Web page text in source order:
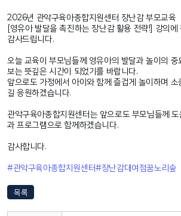
2026년 관악구육아종합지원센터 장난감 부모교육
[영유아 발달을 촉진하는 장난감 활용 전략!] 강의
감사드립니다.
오늘 교육이 부모님들께 영유아의 발달과 놀이의
보는 뜻깊은 시간이 되었기를 바랍니다.
앞으로도 가정에서 아이와 함께 즐겁게 놀이하며
길 응원하겠습니다.
관악구육아종합지원센터는 앞으로도 부모님들께
과 프로그램으로 함께하겠습니다.
감사합니다.
#관악구육아종합지원센터#장난감대여점꿈노리숲
목록